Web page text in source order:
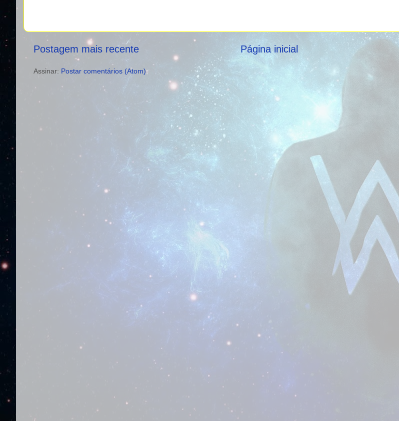
Postagem mais recente Página inicial
Assinar: Postar comentários (Atom)